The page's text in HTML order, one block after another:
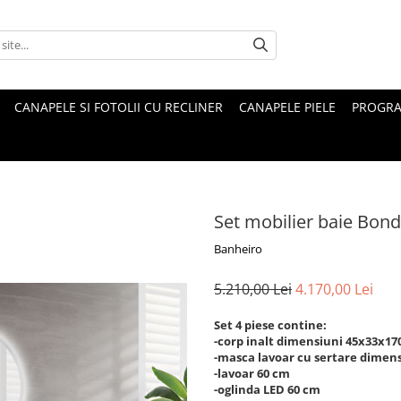
CANAPELE SI FOTOLII CU RECLINER CANAPELE PIELE
Set mobilier baie
Banheiro
5.210,00 Lei4.170,00 Lei
Set 4 piese contine:
-corp inalt dimensiuni
-masca lavoar cu sertare
-lavoar 60 cm
-oglinda LED 60 cm